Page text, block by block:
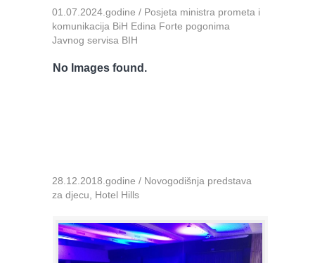
01.07.2024.godine / Posjeta ministra prometa i
komunikacija BiH Edina Forte pogonima
Javnog servisa BIH
No Images found.
28.12.2018.godine / Novogodišnja predstava
za djecu, Hotel Hills